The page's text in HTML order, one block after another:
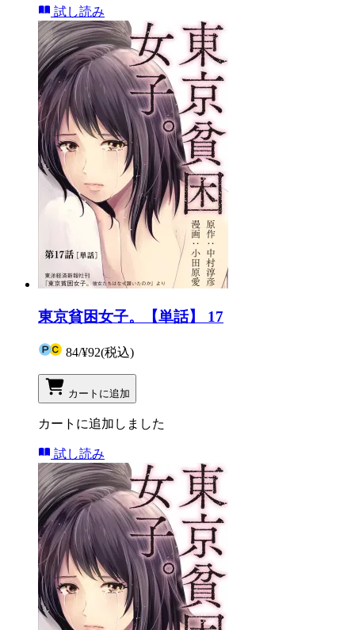
試し読み
東京貧困女子。【単話】 17
84/¥92(税込)
カートに追加
カートに追加しました
試し読み